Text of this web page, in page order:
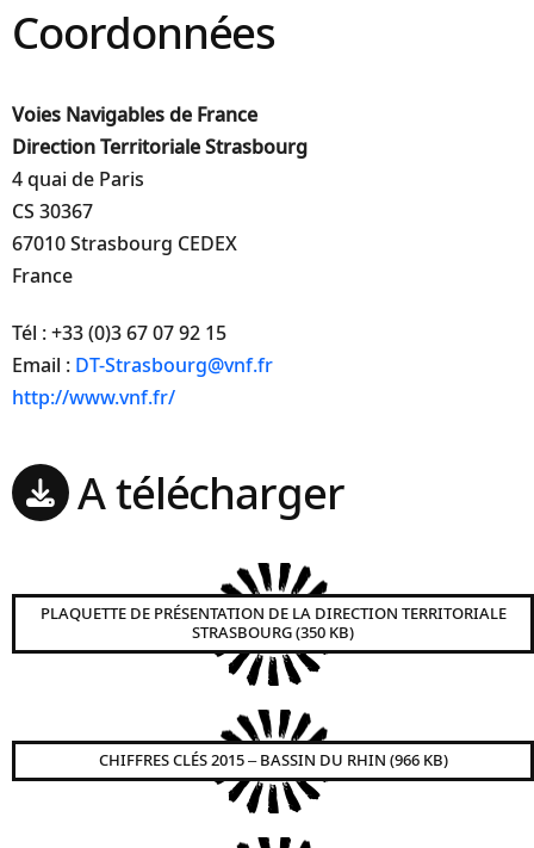
Coordonnées
Voies Navigables de France
Direction Territoriale Strasbourg
4 quai de Paris
CS 30367
67010 Strasbourg CEDEX
France
Tél : +33 (0)3 67 07 92 15
Email : DT-Strasbourg@vnf.fr
http://www.vnf.fr/
A télécharger
PLAQUETTE DE PRÉSENTATION DE LA DIRECTION TERRITORIALE
STRASBOURG (350 KB)
CHIFFRES CLÉS 2015 – BASSIN DU RHIN (966 KB)